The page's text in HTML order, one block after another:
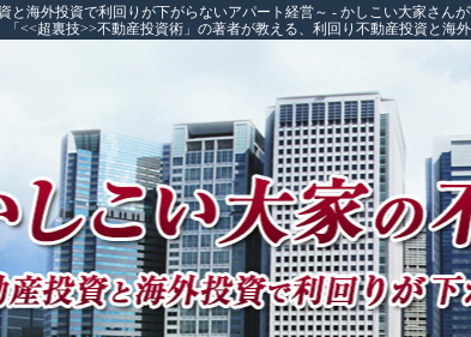
と海外投資で利回りが下がらないアパート経営～ - かしこい大家さん
「<<超裏技>>不動産投資術」の著者が教える、利回り不動産投資と海